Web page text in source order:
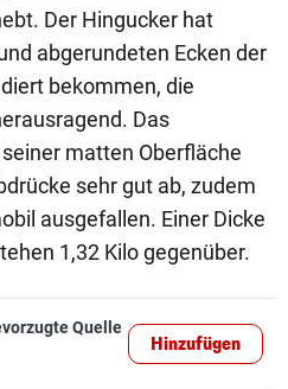
Der Hingucker hat
abgerundeten Ecken der
bekommen, die
Das
matten Oberfläche
sehr gut ab, zudem
ausgefallen. Einer Dicke
1,32 Kilo gegenüber.
Quelle
Hinzufügen